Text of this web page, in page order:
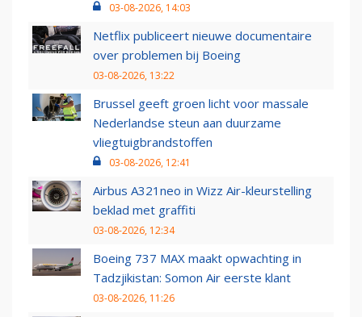
03-08-2026, 14:03
Netflix publiceert nieuwe documentaire
over problemen bij Boeing
03-08-2026, 13:22
Brussel geeft groen licht voor massale
Nederlandse steun aan duurzame
vliegtuigbrandstoffen
03-08-2026, 12:41
Airbus A321neo in Wizz Air-kleurstelling
beklad met graffiti
03-08-2026, 12:34
Boeing 737 MAX maakt opwachting in
Tadzjikistan: Somon Air eerste klant
03-08-2026, 11:26